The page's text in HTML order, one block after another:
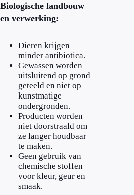
Biologische landbouw
en verwerking:
Dieren krijgen
minder antibiotica.
Gewassen worden
uitsluitend op grond
geteeld en niet op
kunstmatige
ondergronden.
Producten worden
niet doorstraald om
ze langer houdbaar
te maken.
Geen gebruik van
chemische stoffen
voor kleur, geur en
smaak.